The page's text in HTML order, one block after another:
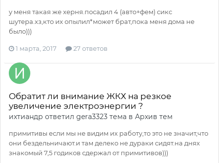
у меня такая же херня.посадил 4 (авто+фем) сикс
шутера.хз,кто их опылил*может брат,пока меня дома не
было)))
1 марта, 2017 27 ответов
Обратит ли внимание ЖКХ на резкое
увеличение электроэнергии ?
ихтиандр ответил gera3323 тема в Архив тем
примитивы если мы не видим их работу,то это не значит,что
они бездельничают.и там делеко не дураки сидят.на днях
знакомый 7,5 годиков сдержал от примитивов)))